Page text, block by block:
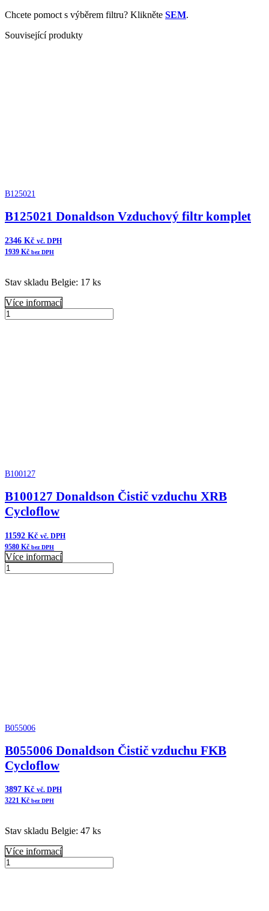
Chcete pomoct s výběrem filtru? Klikněte SEM.
Související produkty
B125021
B125021 Donaldson Vzduchový filtr komplet
2346 Kč vč. DPH
1939 Kč bez DPH
Stav skladu Belgie: 17 ks
Více informací
B125021
B100127
B100127 Donaldson Čistič vzduchu XRB
Cycloflow
11592 Kč vč. DPH
9580 Kč bez DPH
Více informací
B100127
B055006
B055006 Donaldson Čistič vzduchu FKB
Cycloflow
3897 Kč vč. DPH
3221 Kč bez DPH
Stav skladu Belgie: 47 ks
Více informací
B055006